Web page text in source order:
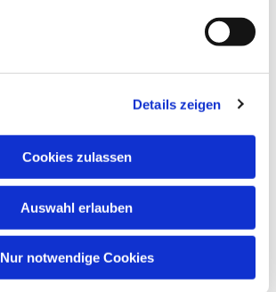
Details zeigen
Cookies zulassen
Auswahl erlauben
Nur notwendige Cookies